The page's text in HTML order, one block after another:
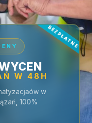
W 48H
w
100%